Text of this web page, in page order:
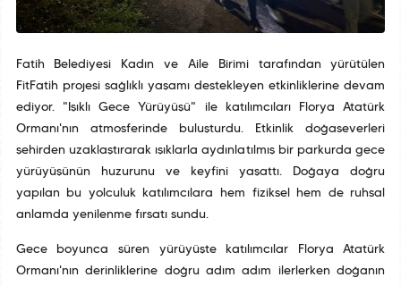
Fatih Belediyesi Kadın ve Aile Birimi tarafından yürütülen
FitFatih projesi sağlıklı yaşamı destekleyen etkinliklerine devam
ediyor. "Işıklı Gece Yürüyüşü" ile katılımcıları Florya Atatürk
Ormanı'nın atmosferinde buluşturdu. Etkinlik doğaseverleri
şehirden uzaklaştırarak ışıklarla aydınlatılmış bir parkurda gece
yürüyüşünün huzurunu ve keyfini yaşattı. Doğaya doğru
yapılan bu yolculuk katılımcılara hem fiziksel hem de ruhsal
anlamda yenilenme fırsatı sundu.
Gece boyunca süren yürüyüşte katılımcılar Florya Atatürk
Ormanı'nın derinliklerine doğru adım adım ilerlerken doğanın